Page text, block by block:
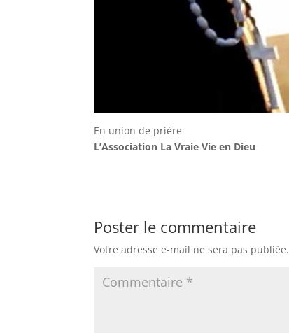
En union de prière
L’Association La Vraie Vie en Dieu
Poster le commentaire
Votre adresse e-mail ne sera pas publiée.